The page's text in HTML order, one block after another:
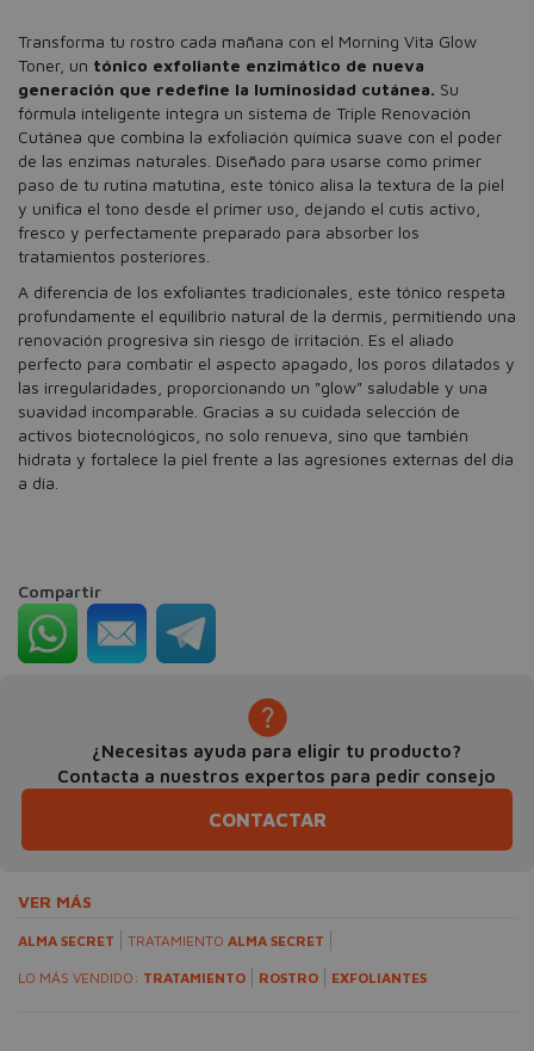
Transforma tu rostro cada mañana con el Morning Vita Glow
Toner, un tónico exfoliante enzimático de nueva
generación que redefine la luminosidad cutánea. Su
fórmula inteligente integra un sistema de Triple Renovación
Cutánea que combina la exfoliación química suave con el poder
de las enzimas naturales. Diseñado para usarse como primer
paso de tu rutina matutina, este tónico alisa la textura de la piel
y unifica el tono desde el primer uso, dejando el cutis activo,
fresco y perfectamente preparado para absorber los
tratamientos posteriores.
A diferencia de los exfoliantes tradicionales, este tónico respeta
profundamente el equilibrio natural de la dermis, permitiendo una
renovación progresiva sin riesgo de irritación. Es el aliado
perfecto para combatir el aspecto apagado, los poros dilatados y
las irregularidades, proporcionando un "glow" saludable y una
suavidad incomparable. Gracias a su cuidada selección de
activos biotecnológicos, no solo renueva, sino que también
hidrata y fortalece la piel frente a las agresiones externas del día
a día.
Compartir
¿Necesitas ayuda para eligir tu producto?
Contacta a nuestros expertos para pedir consejo
CONTACTAR
VER MÁS
ALMA SECRET TRATAMIENTO ALMA SECRET
LO MÁS VENDIDO: TRATAMIENTO ROSTRO EXFOLIANTES